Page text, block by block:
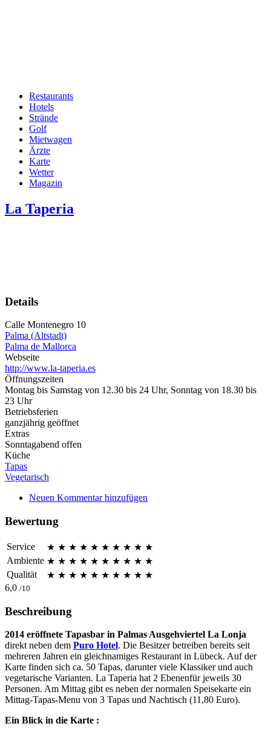
Hauptnavigation
Restaurants
Hotels
Strände
Golf
Mietwagen
Ärzte
Karte
Wetter
Magazin
La Taperia
Details
Calle Montenegro 10
Palma (Altstadt)
Palma de Mallorca
Webseite
http://www.la-taperia.es
Öffnungszeiten
Montag bis Samstag von 12.30 bis 24 Uhr, Sonntag von 18.30 bis
23 Uhr
Betriebsferien
ganzjährig geöffnet
Extras
Sonntagabend offen
Küche
Tapas
Vegetarisch
Neuen Kommentar hinzufügen
Bewertung
Service ★ ★ ★ ★ ★ ★ ★ ★ ★ ★
Ambiente ★ ★ ★ ★ ★ ★ ★ ★ ★ ★
Qualität
★ ★ ★ ★ ★ ★ ★ ★ ★ ★
6,0 /10
Beschreibung
2014 eröffnete Tapasbar in Palmas Ausgehviertel La Lonja
direkt neben dem Puro Hotel. Die Besitzer betreiben bereits seit
mehreren Jahren ein gleichnamiges Restaurant in Lübeck. Auf der
Karte finden sich ca. 50 Tapas, darunter viele Klassiker und auch
vegetarische Varianten. La Taperia hat 2 Ebenenfür jeweils 30
Personen. Am Mittag gibt es neben der normalen Speisekarte ein
Mittag-Tapas-Menu von 3 Tapas und Nachtisch (11,80 Euro).
Ein Blick in die Karte :